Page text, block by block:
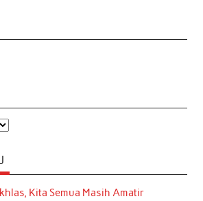
Kita Semua Masih Amatir